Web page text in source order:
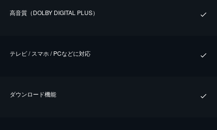
⾼⾳質（DOLBY DIGITAL PLUS）
テレビ / スマホ / PCなどに対応
ダウンロード機能